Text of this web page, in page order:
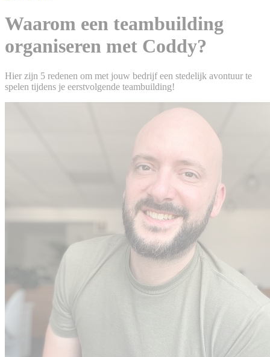
Waarom een teambuilding
organiseren met Coddy?
Hier zijn 5 redenen om met jouw bedrijf een stedelijk avontuur te
spelen tijdens je eerstvolgende teambuilding!